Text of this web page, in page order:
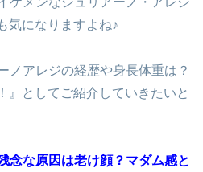
気になりますよね♪
ノアレジの経歴や身長体重は？
』としてご紹介していきたいと
念な原因は老け顔？マダム感と